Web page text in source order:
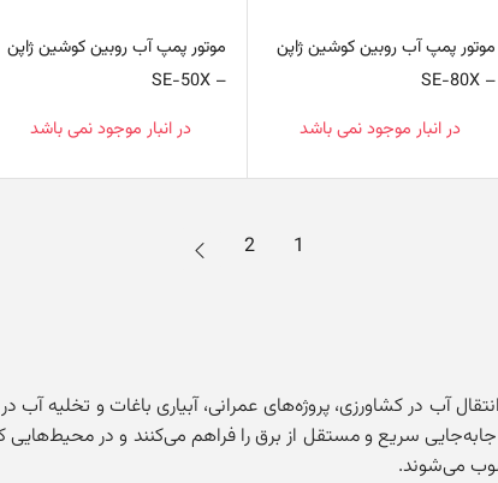
موتور پمپ آب روبین کوشین ژاپن
– SE-80X
در انبار موجود نمی باشد
موتور پمپ آب روبین کوشین ژاپن
– SE-50X
در انبار موجود نمی باشد
1
2
←
آب در کشاورزی، پروژه‌های عمرانی، آبیاری باغات و تخلیه
سریع و مستقل از برق را فراهم می‌کنند و در
می‌شوند.